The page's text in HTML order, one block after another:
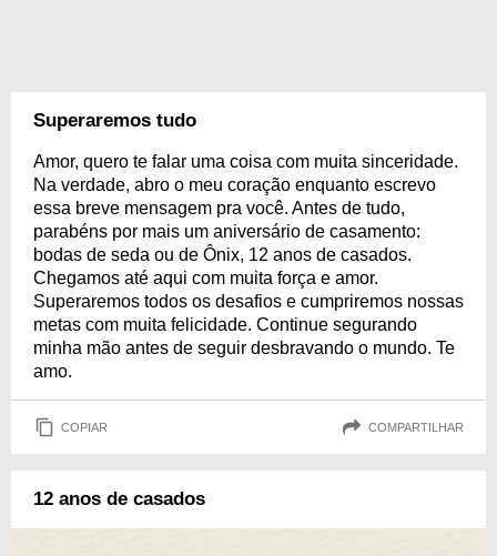
Superaremos tudo
Amor, quero te falar uma coisa com muita sinceridade.
Na verdade, abro o meu coração enquanto escrevo
essa breve mensagem pra você. Antes de tudo,
parabéns por mais um aniversário de casamento:
bodas de seda ou de Ônix, 12 anos de casados.
Chegamos até aqui com muita força e amor.
Superaremos todos os desafios e cumpriremos nossas
metas com muita felicidade. Continue segurando
minha mão antes de seguir desbravando o mundo. Te
amo.
COPIAR COMPARTILHAR
12 anos de casados